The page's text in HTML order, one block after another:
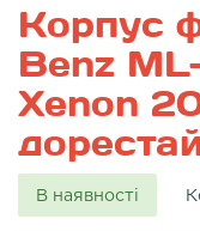
Корпус
Benz
Xenon
В наявності